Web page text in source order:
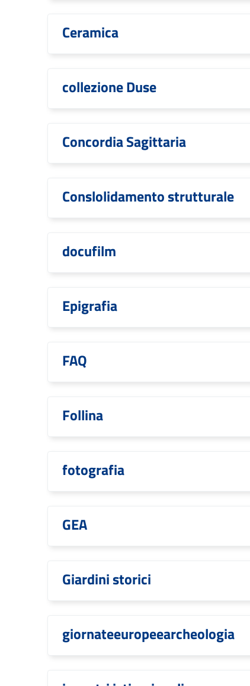
Ceramica
collezione Duse
Concordia Sagittaria
Conslolidamento strutturale
docufilm
Epigrafia
FAQ
Follina
fotografia
GEA
Giardini storici
giornateeuropeearcheologia